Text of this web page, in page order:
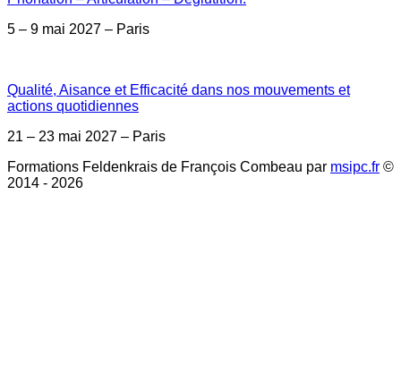
5 – 9 mai 2027 – Paris
Qualité, Aisance et Efficacité dans nos mouvements et
actions quotidiennes
21 – 23 mai 2027 – Paris
Formations Feldenkrais de François Combeau par msipc.fr ©
2014 - 2026